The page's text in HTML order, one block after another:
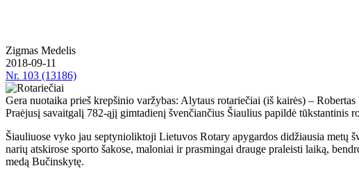
Zig­mas Me­de­lis
2018-09-11
Nr. 103 (13186)
Gera nuotaika prieš krepšinio varžybas: Alytaus rotariečiai (iš kairės) –
Pra­ėju­sį sa­vait­ga­lį 782-ąjį gim­ta­die­nį šven­čian­čius Šiau­lius pa­pil­dė tūks­tan­ti­nis
Šiau­liuo­se vy­ko jau sep­ty­nio­lik­to­ji Lie­tu­vos Ro­ta­ry apy­gar­dos di­džiau­sia me­tų
na­rių at­ski­ro­se spor­to ša­ko­se, ma­lo­niai ir pra­smin­gai drau­ge pra­leis­ti lai­ką,
me­dą Bu­čins­ky­tę.